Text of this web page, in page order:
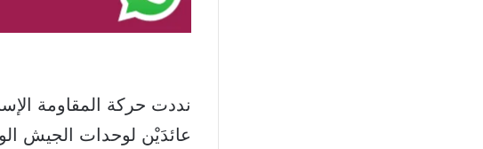
نددت حركة المقاومة
عائدَيْن لوحدات الجيش